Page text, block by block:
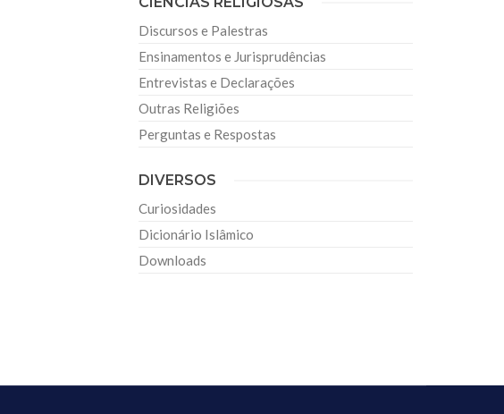
Discursos e Palestras
Ensinamentos e Jurisprudências
Entrevistas e Declarações
Outras Religiões
Perguntas e Respostas
DIVERSOS
Curiosidades
Dicionário Islâmico
Downloads